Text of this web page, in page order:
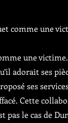
comme une
une
adorait ses
ses
Cette
pas le cas de